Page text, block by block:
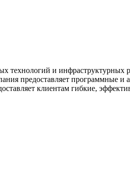
технологий и
предоставляет
клиентам гибкие,